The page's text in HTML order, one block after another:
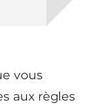
vous
aux règles